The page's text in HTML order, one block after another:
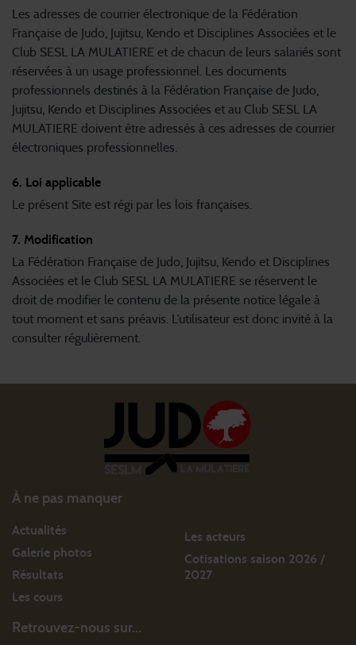
Les adresses de courrier électronique de la Fédération
Française de Judo, Jujitsu, Kendo et Disciplines Associées et le
Club SESL LA MULATIERE et de chacun de leurs salariés sont
réservées à un usage professionnel. Les documents
professionnels destinés à la Fédération Française de Judo,
Jujitsu, Kendo et Disciplines Associées et au Club SESL LA
MULATIERE doivent être adressés à ces adresses de courrier
électroniques professionnelles.
6. Loi applicable
Le présent Site est régi par les lois françaises.
7. Modification
La Fédération Française de Judo, Jujitsu, Kendo et Disciplines
Associées et le Club SESL LA MULATIERE se réservent le
droit de modifier le contenu de la présente notice légale à
tout moment et sans préavis. L’utilisateur est donc invité à la
consulter régulièrement.
À ne pas manquer
Actualités
Galerie photos
Résultats
Les cours
Les acteurs
Cotisations saison 2026 /
2027
Retrouvez-nous sur...